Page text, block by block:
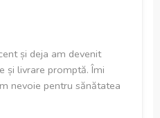
și deja am devenit
și livrare promptă. Îmi
nevoie pentru sănătatea